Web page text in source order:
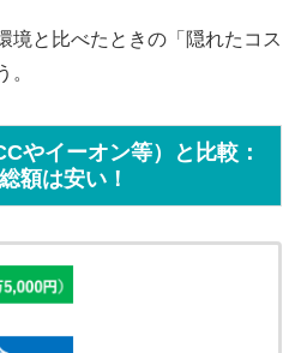
境と比べたときの「隠れたコス
。
やイーオン等）と比較：
額は安い！